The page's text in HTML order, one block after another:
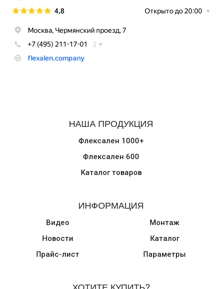
НАША ПРОДУКЦИЯ
Флексален 1000+
Флексален 600
Каталог товаров
ИНФОРМАЦИЯ
Видео
Новости
Прайс-лист
Монтаж
Каталог
Параметры